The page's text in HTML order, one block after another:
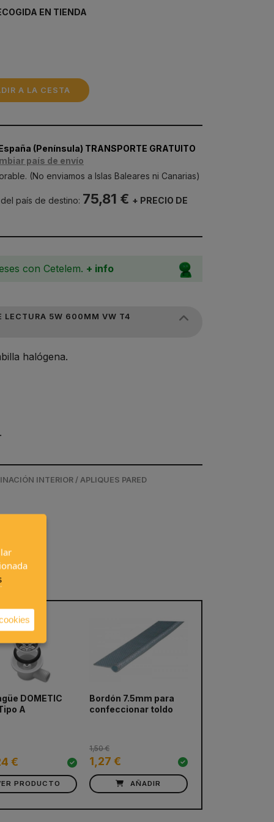
EN TIENDA
A LA CESTA
(Península) TRANSPORTE GRATUITO
país de envío
(No enviamos a Islas Baleares ni Canarias)
país de destino: 75,81 € + PRECIO DE
con Cetelem. + info
LECTURA 5W 600MM VW T4
halógena.
INTERIOR / APLIQUES PARED
DOMETIC
A
€
PRODUCTO
Bordón 7.5mm para
confeccionar toldo
1,27 €
1,50 €
AÑADIR
next